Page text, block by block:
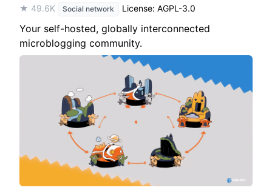
★ 49.6K Social network License: AGPL-3.0
Your self-hosted, globally interconnected
microblogging community.